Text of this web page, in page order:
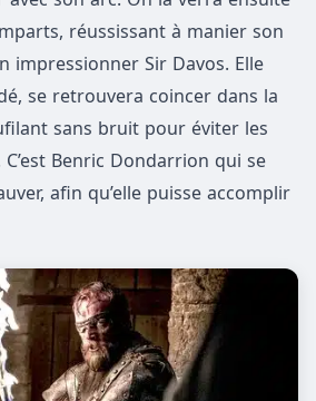
réussissant à manier son
impressionner Sir Davos. Elle
se retrouvera coincer dans la
sans bruit pour éviter les
Benric Dondarrion qui se
afin qu’elle puisse accomplir